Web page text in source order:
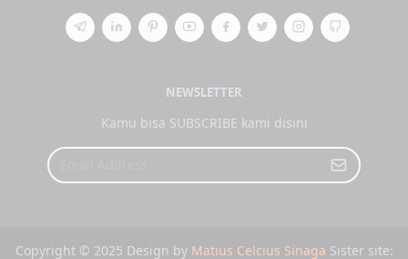
NEWSLETTER
Kamu bisa SUBSCRIBE kami disini
Copyright © 2025 Design by Matius Celcius Sinaga Sister site: